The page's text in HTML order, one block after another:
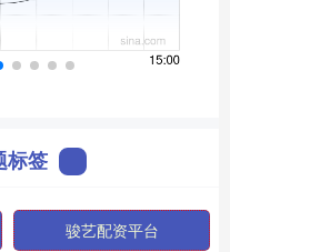
标签
骏艺配资平台